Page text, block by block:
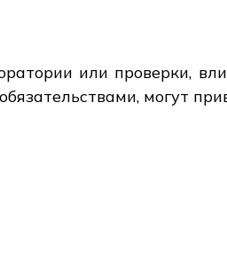
или проверки,
могут